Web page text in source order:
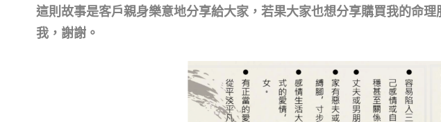
這則故事是客戶親身樂意地分享給大家，若果大家也想分享購買我的命
我，謝謝。